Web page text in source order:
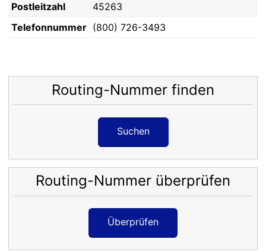
Postleitzahl
45263
Telefonnummer (800) 726-3493
Routing-Nummer finden
Suchen
Routing-Nummer überprüfen
Überprüfen